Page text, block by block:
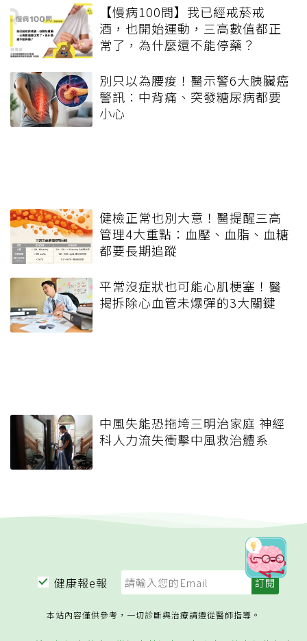
【慢病100問】我已經戒菸戒
酒，也開始運動，三高數值都正
常了，為什麼還不能停藥？
別只以為腰痠！醫示警6大胰臟癌
警訊：中背痛、突發糖尿病都要
小心
健檢正常也別大意！醫提醒三高
管理4大重點：血壓、血脂、血糖
都要長期追蹤
平常沒症狀也可能心肌梗塞！醫
揭拆除心血管未爆彈的3大關鍵
中風失能恐拖垮三明治家庭 神經
科人力流失衝擊中風救治體系
健康報e報
本站內容僅供參考，一切診斷與治療請遵從醫師指導。